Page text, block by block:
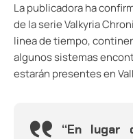
La publicadora ha
de la serie Valkyria
linea de tiempo,
algunos sistemas
estarán presentes en
“En lugar